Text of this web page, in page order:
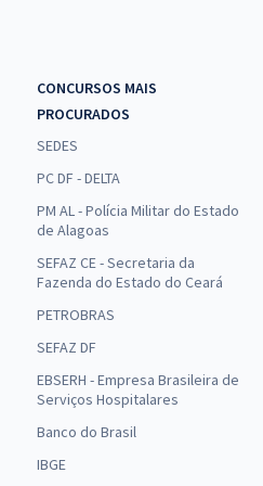
CONCURSOS MAIS
PROCURADOS
SEDES
PC DF - DELTA
PM AL - Polícia Militar do Estado
de Alagoas
SEFAZ CE - Secretaria da
Fazenda do Estado do Ceará
PETROBRAS
SEFAZ DF
EBSERH - Empresa Brasileira de
Serviços Hospitalares
Banco do Brasil
IBGE